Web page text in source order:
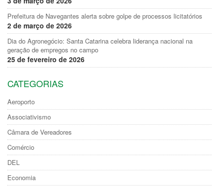
Prefeitura de Navegantes alerta sobre golpe de processos licitatórios
2 de março de 2026
Dia do Agronegócio: Santa Catarina celebra liderança nacional na
geração de empregos no campo
25 de fevereiro de 2026
CATEGORIAS
Aeroporto
Associativismo
Câmara de Vereadores
Comércio
DEL
Economia